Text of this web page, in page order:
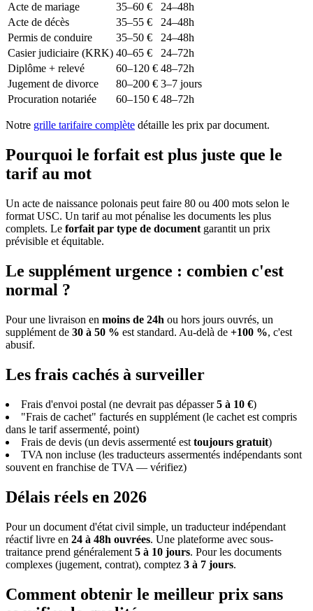
Acte de mariage
35–60 €
24–48h
Acte de décès
35–55 €
24–48h
Permis de conduire
35–50 €
24–48h
Casier judiciaire (KRK) 40–65 €
24–72h
Diplôme + relevé
60–120 € 48–72h
Jugement de divorce
80–200 € 3–7 jours
Procuration notariée
60–150 € 48–72h
Notre grille tarifaire complète détaille les prix par document.
Pourquoi le forfait est plus juste que le
tarif au mot
Un acte de naissance polonais peut faire 80 ou 400 mots selon le
format USC. Un tarif au mot pénalise les documents les plus
complets. Le forfait par type de document garantit un prix
prévisible et équitable.
Le supplément urgence : combien c'est
normal ?
Pour une livraison en moins de 24h ou hors jours ouvrés, un
supplément de 30 à 50 % est standard. Au-delà de +100 %, c'est
abusif.
Les frais cachés à surveiller
Frais d'envoi postal (ne devrait pas dépasser5 à 10 €)
"Frais de cachet" facturés en supplément (le cachet est compris
dans le tarif assermenté, point)
Frais de devis (un devis assermenté est toujours gratuit)
TVA non incluse (les traducteurs assermentés indépendants sont
souvent en franchise de TVA — vérifiez)
Délais réels en 2026
Pour un document d'état civil simple, un traducteur indépendant
réactif livre en 24 à 48h ouvrées. Une plateforme avec sous-
traitance prend généralement 5 à 10 jours. Pour les documents
complexes (jugement, contrat), comptez 3 à 7 jours.
Comment obtenir le meilleur prix sans